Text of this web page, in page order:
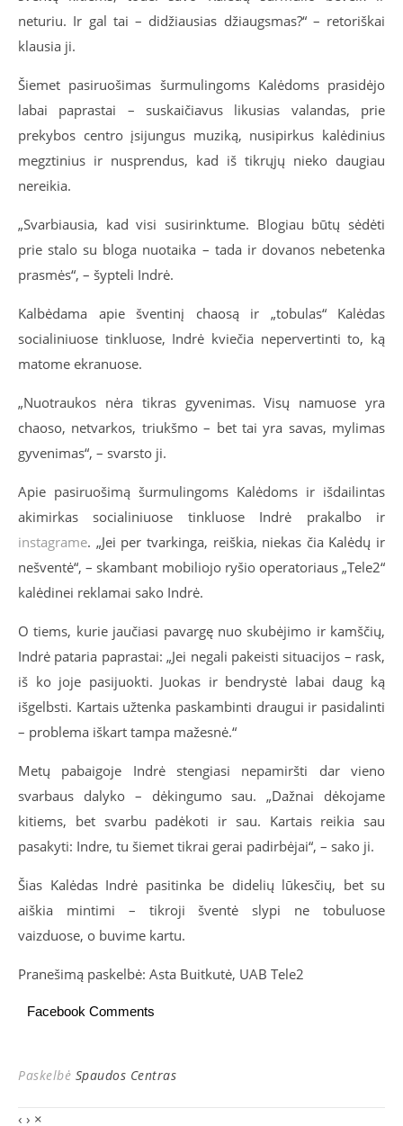
neturiu. Ir gal tai – didžiausias džiaugsmas?“ – retoriškai
klausia ji.
Šiemet pasiruošimas šurmulingoms Kalėdoms prasidėjo
labai paprastai – suskaičiavus likusias valandas, prie
prekybos centro įsijungus muziką, nusipirkus kalėdinius
megztinius ir nusprendus, kad iš tikrųjų nieko daugiau
nereikia.
„Svarbiausia, kad visi susirinktume. Blogiau būtų sėdėti
prie stalo su bloga nuotaika – tada ir dovanos nebetenka
prasmės“, – šypteli Indrė.
Kalbėdama apie šventinį chaosą ir „tobulas“ Kalėdas
socialiniuose tinkluose, Indrė kviečia nepervertinti to, ką
matome ekranuose.
„Nuotraukos nėra tikras gyvenimas. Visų namuose yra
chaoso, netvarkos, triukšmo – bet tai yra savas, mylimas
gyvenimas“, – svarsto ji.
Apie pasiruošimą šurmulingoms Kalėdoms ir išdailintas
akimirkas socialiniuose tinkluose Indrė prakalbo ir
instagrame. „Jei per tvarkinga, reiškia, niekas čia Kalėdų ir
nešventė“, – skambant mobiliojo ryšio operatoriaus „Tele2“
kalėdinei reklamai sako Indrė.
O tiems, kurie jaučiasi pavargę nuo skubėjimo ir kamščių,
Indrė pataria paprastai: „Jei negali pakeisti situacijos – rask,
iš ko joje pasijuokti. Juokas ir bendrystė labai daug ką
išgelbsti. Kartais užtenka paskambinti draugui ir pasidalinti
– problema iškart tampa mažesnė.“
Metų pabaigoje Indrė stengiasi nepamiršti dar vieno
svarbaus dalyko – dėkingumo sau. „Dažnai dėkojame
kitiems, bet svarbu padėkoti ir sau. Kartais reikia sau
pasakyti: Indre, tu šiemet tikrai gerai padirbėjai“, – sako ji.
Šias Kalėdas Indrė pasitinka be didelių lūkesčių, bet su
aiškia mintimi – tikroji šventė slypi ne tobuluose
vaizduose, o buvime kartu.
Pranešimą paskelbė: Asta Buitkutė, UAB Tele2
Facebook Comments
Paskelbė Spaudos Centras
‹ › ×